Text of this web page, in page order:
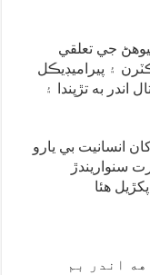
جي تعلقي
۽ پيراميڊيڪل
به تڙپندا ۽
انسانيت بي يارو
سنواريندڙ
اندر بم